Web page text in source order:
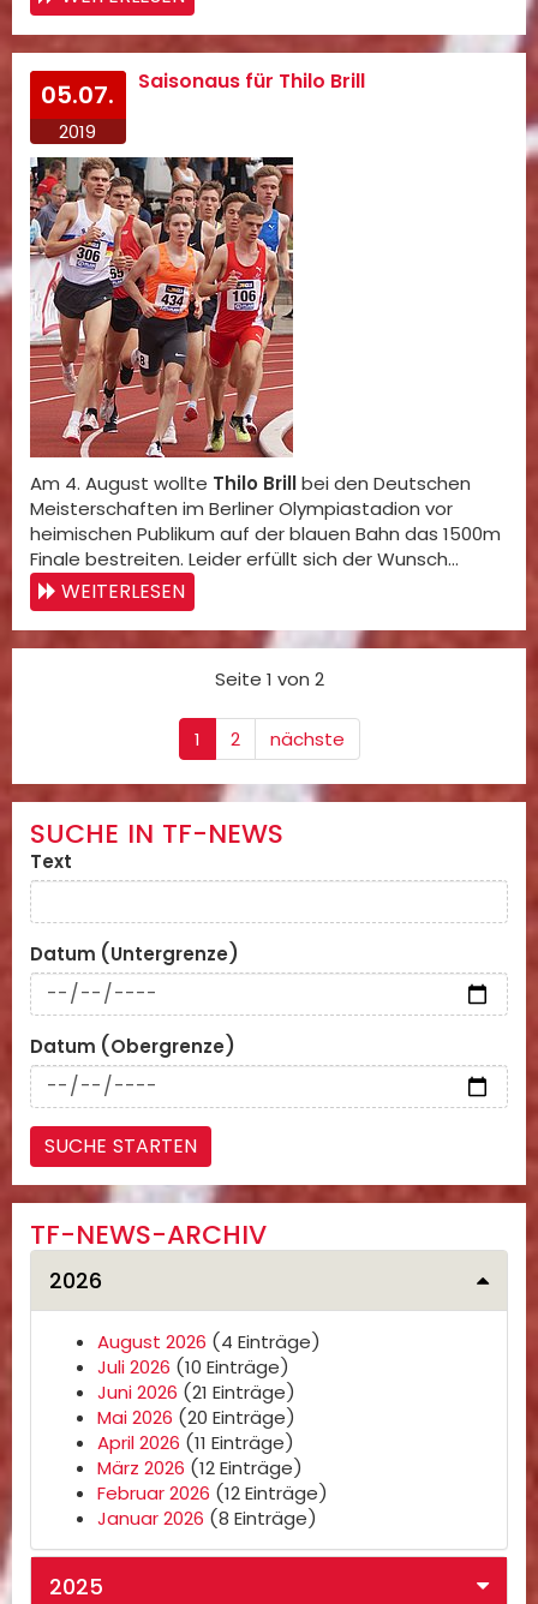
05.07.
2019
Saisonaus für Thilo Brill
Am 4. August wollte Thilo Brillbei den Deutschen
Meisterschaften im Berliner Olympiastadion vor
heimischen Publikum auf der blauen Bahn das 1500m
Finale bestreiten. Leider erfüllt sich der Wunsch…
WEITERLESEN
Seite 1 von 2
1 2 nächste
SUCHE IN TF-NEWS
Text
Datum (Untergrenze)
Datum (Obergrenze)
TF-NEWS-ARCHIV
2026
August 2026 (4 Einträge)
Juli 2026 (10 Einträge)
Juni 2026 (21 Einträge)
Mai 2026 (20 Einträge)
April 2026 (11 Einträge)
März 2026 (12 Einträge)
Februar 2026 (12 Einträge)
Januar 2026 (8 Einträge)
2025